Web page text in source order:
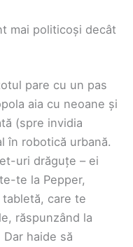
mai politicoși decât
pare cu un pas
aia cu neoane și
(spre invidia
în robotică urbană.
uri drăguțe – ei
te la Pepper,
care te
răspunzând la
haide să